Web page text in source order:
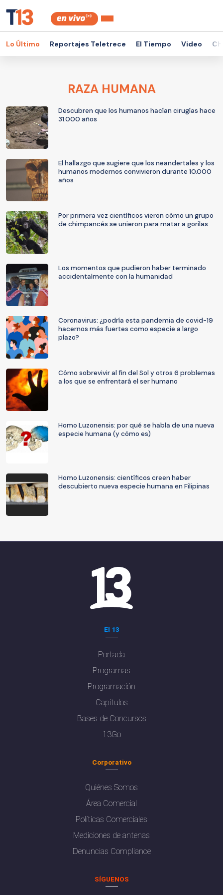
Lo Último Reportajes Teletrece El Tiempo Video
RAZA HUMANA
Descubren que los humanos hacían cirugías hace
31.000 años
El hallazgo que sugiere que los neandertales y los
humanos modernos convivieron durante 10.000
años
Por primera vez científicos vieron cómo un grupo
de chimpancés se unieron para matar a gorilas
Los momentos que pudieron haber terminado
accidentalmente con la humanidad
Coronavirus: ¿podría esta pandemia de covid-19
hacernos más fuertes como especie a largo
plazo?
Cómo sobrevivir al fin del Sol y otros 6 problemas
a los que se enfrentará el ser humano
Homo Luzonensis: por qué se habla de una nueva
especie humana (y cómo es)
Homo Luzonensis: científicos creen haber
descubierto nueva especie humana en Filipinas
El 13
Portada
Programas
Programación
Capítulos
Bases de Concursos
13Go
Corporativo
Quiénes Somos
Área Comercial
Políticas Comerciales
Mediciones de antenas
Denuncias Compliance
SÍGUENOS